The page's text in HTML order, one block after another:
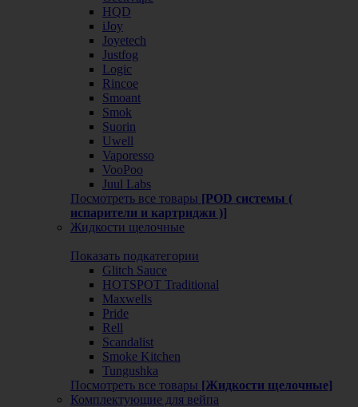
HQD
iJoy
Joyetech
Justfog
Logic
Rincoe
Smoant
Smok
Suorin
Uwell
Vaporesso
VooPoo
Juul Labs
Посмотреть все товары [POD системы (
испарители и картриджи )]
Жидкости щелочные
Показать подкатегории
Glitch Sauce
HOTSPOT Traditional
Maxwells
Pride
Rell
Scandalist
Smoke Kitchen
Tungushka
Посмотреть все товары [Жидкости щелочные]
Комплектующие для вейпа